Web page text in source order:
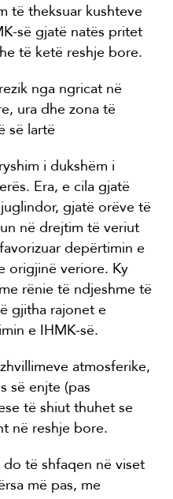
të theksuar kushteve
së gjatë natës pritet
të ketë reshje bore.
nga ngricat në
ura dhe zona të
së lartë
i dukshëm i
Era, e cila gjatë
gjatë orëve të
në drejtim të veriut
depërtimin e
origjinë veriore. Ky
rënie të ndjeshme të
gjitha rajonet e
e IHMK-së.
atmosferike,
së enjte (pas
të shiut thuhet se
në reshje bore.
të shfaqen në viset
më pas, me